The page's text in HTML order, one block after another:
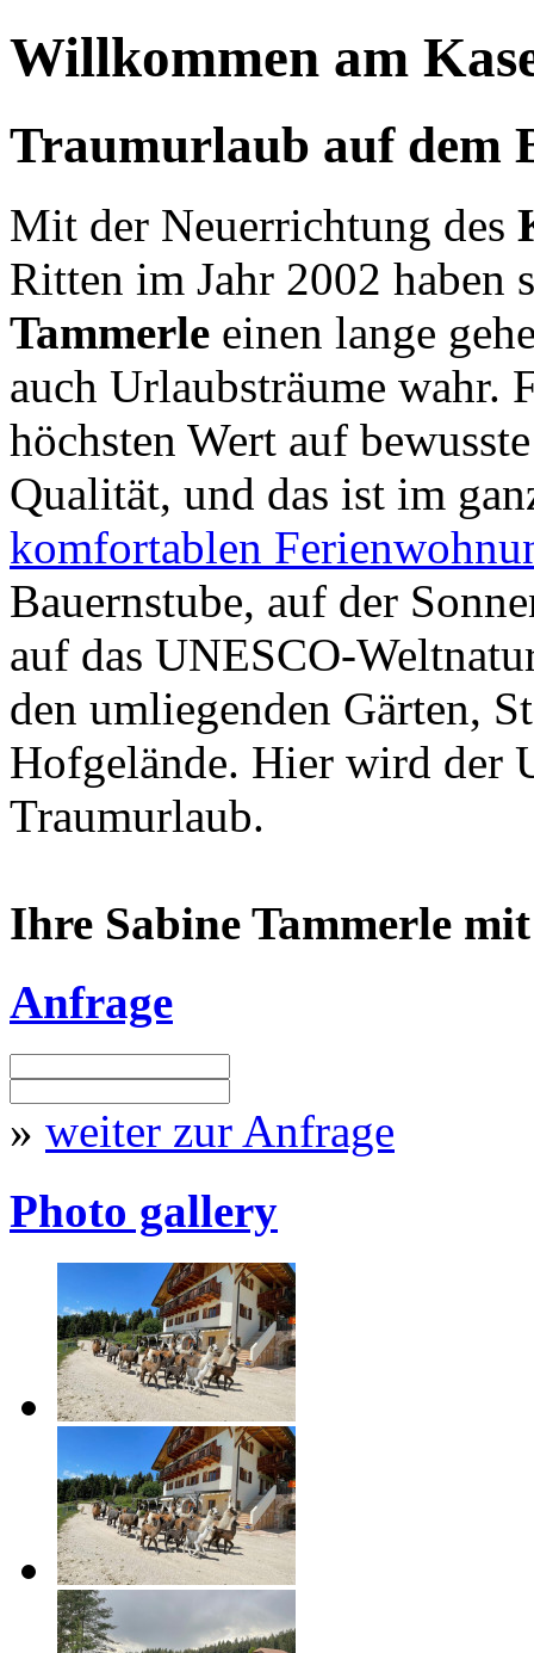
Willkommen am
Traumurlaub auf dem
Mit der Neuerrichtung des
Ritten im Jahr 2002
Tammerle einen lange
auch Urlaubsträume wahr.
höchsten Wert auf
Qualität, und das ist im
komfortablen
Bauernstube, auf der
auf das UNESCO-
den umliegenden Gärten,
Hofgelände. Hier wird der
Traumurlaub.
Ihre Sabine Tammerle
Anfrage
» weiter zur Anfrage
Photo gallery